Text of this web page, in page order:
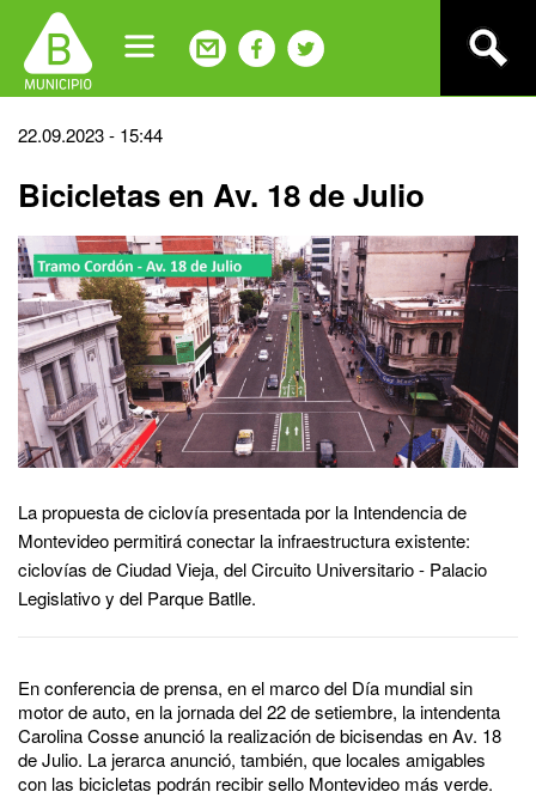
navigation
Back
top
22.09.2023 - 15:44
Bicicletas en Av. 18 de Julio
La propuesta de ciclovía presentada por la Intendencia de
Montevideo permitirá conectar la infraestructura existente:
ciclovías de Ciudad Vieja, del Circuito Universitario - Palacio
Legislativo y del Parque Batlle.
En conferencia de prensa, en el marco del Día mundial sin
motor de auto, en la jornada del 22 de setiembre, la intendenta
Carolina Cosse anunció la realización de bicisendas en Av. 18
de Julio. La jerarca anunció, también, que locales amigables
con las bicicletas podrán recibir sello Montevideo más verde.